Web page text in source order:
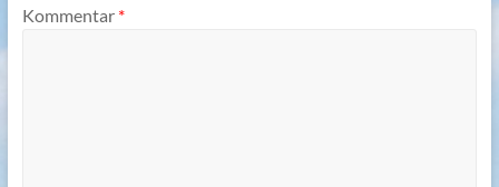
Kommentar *